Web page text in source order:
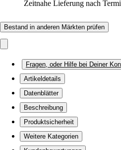
Zeitnahe Lieferung nach
Bestand in anderen Märkten prüfen
Fragen, oder Hilfe bei Deiner
Artikeldetails
Datenblätter
Beschreibung
Produktsicherheit
Weitere Kategorien